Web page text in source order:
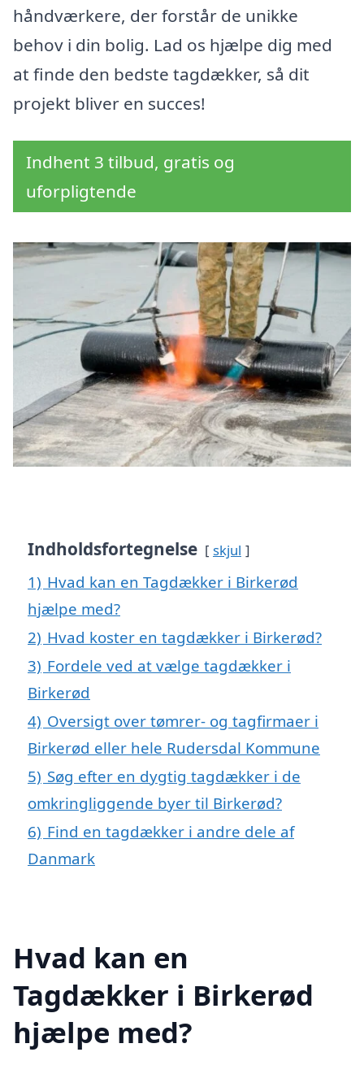
håndværkere, der forstår de unikke
behov i din bolig. Lad os hjælpe dig med
at finde den bedste tagdækker, så dit
projekt bliver en succes!
Indhent 3 tilbud, gratis og
uforpligtende
Indholdsfortegnelse skjul
1) Hvad kan en Tagdækker i Birkerød
hjælpe med?
2) Hvad koster en tagdækker i Birkerød?
3) Fordele ved at vælge tagdækker i
Birkerød
4) Oversigt over tømrer- og tagfirmaer i
Birkerød eller hele Rudersdal Kommune
5) Søg efter en dygtig tagdækker i de
omkringliggende byer til Birkerød?
6) Find en tagdækker i andre dele af
Danmark
Hvad kan en
Tagdækker i Birkerød
hjælpe med?